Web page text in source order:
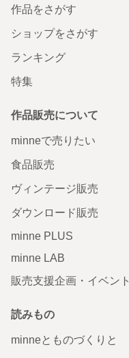
作品をさがす
ショップをさがす
ランキング
特集
作品販売について
minneで売りたい
食品販売
ヴィンテージ販売
ダウンロード販売
minne PLUS
minne LAB
販売支援企画・イベント
読みもの
minneとものづくりと